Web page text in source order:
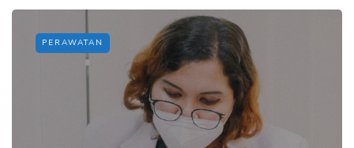
PERAWATAN